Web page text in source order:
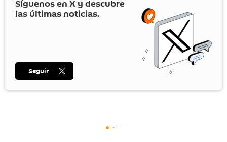
Síguenos en X y descubre
las últimas noticias.
Seguir